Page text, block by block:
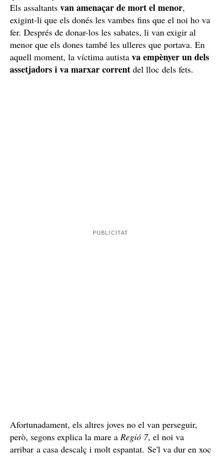
Els assaltants van amenaçar de mort el menor,
exigint-li que els donés les vambes fins que el noi ho va
fer. Després de donar-los les sabates, li van exigir al
menor que els dones també les ulleres que portava. En
aquell moment, la víctima autista va empènyer un dels
assetjadors i va marxar corrent del lloc dels fets.
Afortunadament, els altres joves no el van perseguir,
però, segons explica la mare a Regió 7, el noi va
arribar a casa descalç i molt espantat. Se'l va dur en xoc